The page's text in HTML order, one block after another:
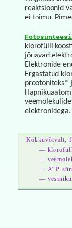
reaktsioonid
ei toimu.
klorofülli
jõuavad
Elektronide
Ergastatud
prootoniteks*
elektronidega.
Kokkuvõtvalt,
— klorofülli
—
— ATP
—